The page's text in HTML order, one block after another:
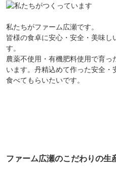
私たちがファーム広瀬です。
皆様の食卓に安心・安全・美味
す。
農薬不使用・有機肥料使用で育
います。丹精込めて作った安全・
食べてもらいたいです。
ファーム広瀬のこだわりの生